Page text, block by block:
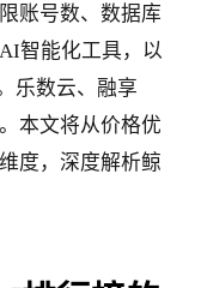
账号数、数据库
智能化工具，以
乐数云、融享
本文将从价格优
度，深度解析鲸